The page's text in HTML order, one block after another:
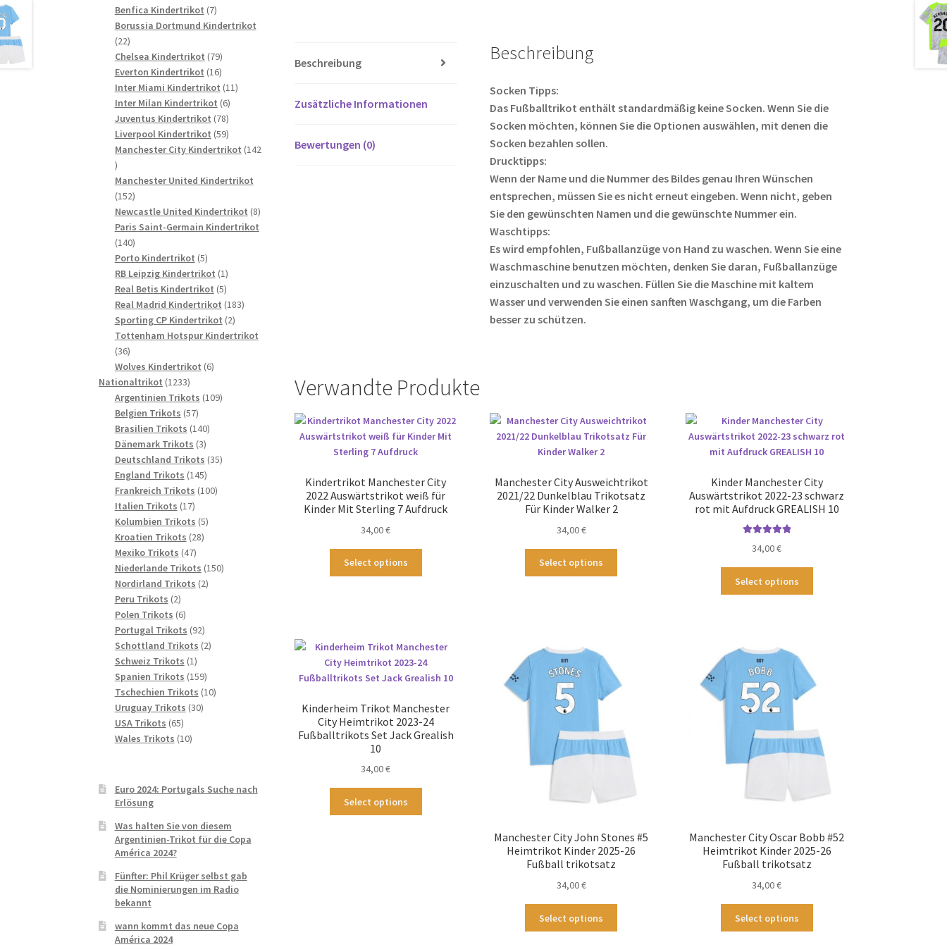
Mengeo
Beschreibung
Zusätzliche Informationen
Bewertungen (0)
Beschreibung
Socken Tipps:
Das Fußballtrikot enthält standardmäßig keine Socken. Wenn Sie die
Socken möchten, können Sie die Optionen auswählen, mit denen die
Socken bezahlen sollen.
Drucktipps:
Wenn der Name und die Nummer des Bildes genau Ihren Wünschen
entsprechen, müssen Sie es nicht erneut eingeben. Wenn nicht, geben
Sie den gewünschten Namen und die gewünschte Nummer ein.
Waschtipps:
Es wird empfohlen, Fußballanzüge von Hand zu waschen. Wenn Sie eine
Waschmaschine benutzen möchten, denken Sie daran, Fußballanzüge
einzuschalten und zu waschen. Füllen Sie die Maschine mit kaltem
Wasser und verwenden Sie einen sanften Waschgang, um die Farben
besser zu schützen.
Verwandte Produkte
Kindertrikot Manchester City
2022 Auswärtstrikot weiß für
Kinder Mit Sterling 7 Aufdruck
34,00€
Select options
Die
Optionen
können
der
Produktseite
gewählt
Manchester City Ausweichtrikot
2021/22 Dunkelblau Trikotsatz
Für Kinder Walker 2
34,00€
Select options
können
gewählt
werden
Kinder Manchester City
Auswärtstrikot 2022-23 schwarz
rot mit Aufdruck GREALISH 10
5.00von 5
34,00€
Select options
Optionen
der
Produktseite
gewählt
Kinderheim Trikot Manchester
City Heimtrikot 2023-24
Fußballtrikots Set Jack Grealish
10
34,00€
Select options
Manchester City John Stones #5
Heimtrikot Kinder 2025-26
Fußball trikotsatz
34,00€
Select options
Manchester City Oscar Bobb #52
Heimtrikot Kinder 2025-26
Fußball trikotsatz
34,00€
Select options
Benfica Kindertrikot 77
Produkte
Borussia Dortmund Kindertrikot
2222
Produkte
Chelsea Kindertrikot 7979
Produkte
Everton Kindertrikot 1616
Produkte
Inter Miami Kindertrikot 1111
Inter Milan Kindertrikot 66
Produkte
Juventus Kindertrikot 7878
Produkte
Liverpool Kindertrikot 5959
Produkte
Manchester City Kindertrikot 142
142
Produkte
Manchester United Kindertrikot
152152
Produkte
Newcastle United Kindertrikot 88
Produkte
Paris Saint-Germain Kindertrikot
140140
Produkte
Porto Kindertrikot 55
Produkte
RB Leipzig Kindertrikot 11
Produkt
Real Betis Kindertrikot 55
Produkte
Real Madrid Kindertrikot 183183
Sporting CP Kindertrikot 22
Produkte
Tottenham Hotspur Kindertrikot
3636
Produkte
Wolves Kindertrikot 66
Nationaltrikot 12331233
Produkte
Argentinien Trikots 109109
Belgien Trikots 5757
Produkte
Brasilien Trikots 140140
Dänemark Trikots 33
Produkte
Deutschland Trikots 3535
England Trikots 145145
Produkte
Frankreich Trikots 100100
Italien Trikots 1717
Produkte
Kolumbien Trikots 55
Kroatien Trikots 2828
Mexiko Trikots 4747
Produkte
Niederlande Trikots 150150
Nordirland Trikots 22
Peru Trikots 22
Produkte
Polen Trikots 66
Produkte
Portugal Trikots 9292
Produkte
Schottland Trikots 22
Schweiz Trikots 11
Produkt
Spanien Trikots 159159
Produkte
Tschechien Trikots 1010
Uruguay Trikots 3030
USA Trikots 6565
Produkte
Wales Trikots 1010
Euro 2024: Portugals Suche nach
Erlösung
Was halten Sie von diesem
Argentinien-Trikot für die Copa
América 2024?
Fünfter: Phil Krüger selbst gab
die Nominierungen im Radio
bekannt
wann kommt das neue Copa
América 2024